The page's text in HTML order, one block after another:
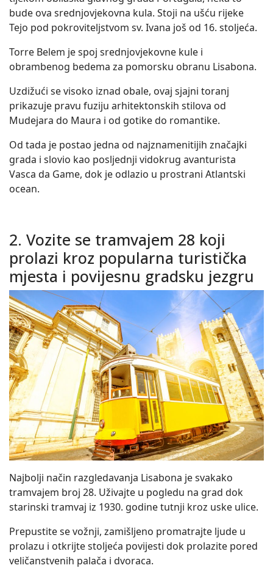
bude ova srednjovjekovna kula. Stoji na ušću rijeke
Tejo pod pokroviteljstvom sv. Ivana još od 16. stoljeća.
Torre Belem je spoj srednjovjekovne kule i
obrambenog bedema za pomorsku obranu Lisabona.
Uzdižući se visoko iznad obale, ovaj sjajni toranj
prikazuje pravu fuziju arhitektonskih stilova od
Mudejara do Maura i od gotike do romantike.
Od tada je postao jedna od najznamenitijih značajki
grada i slovio kao posljednji vidokrug avanturista
Vasca da Game, dok je odlazio u prostrani Atlantski
ocean.
2. Vozite se tramvajem 28 koji
prolazi kroz popularna turistička
mjesta i povijesnu gradsku jezgru
Najbolji način razgledavanja Lisabona je svakako
tramvajem broj 28. Uživajte u pogledu na grad dok
starinski tramvaj iz 1930. godine tutnji kroz uske ulice.
Prepustite se vožnji, zamišljeno promatrajte ljude u
prolazu i otkrijte stoljeća povijesti dok prolazite pored
veličanstvenih palača i dvoraca.